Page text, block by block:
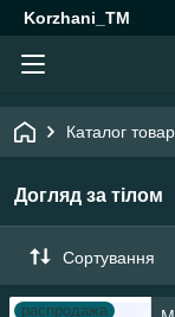
Korzhani_TM
Каталог
Догляд за тілом
Сортування
распродажа